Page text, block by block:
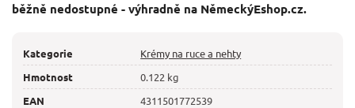
běžně nedostupné - výhradně na NěmeckýEshop.cz.
Kategorie
Krémy na ruce a nehty
Hmotnost
0.122 kg
EAN
4311501772539